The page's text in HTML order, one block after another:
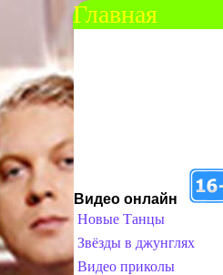
Главная
Видео онлайн
Новые Танцы
Звёзды в джунглях
Видео приколы